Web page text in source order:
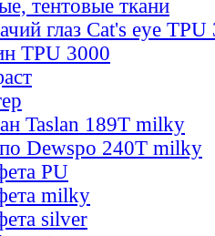
тентовые ткани
глаз Cat's eye TPU
TPU 3000
Taslan 189T milky
Dewspo 240T milky
PU
milky
silver